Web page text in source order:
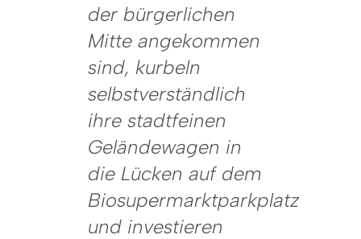
der bürgerlichen
Mitte angekommen
sind, kurbeln
selbstverständlich
ihre stadtfeinen
Geländewagen in
die Lücken auf dem
Biosupermarktparkplatz
und investieren